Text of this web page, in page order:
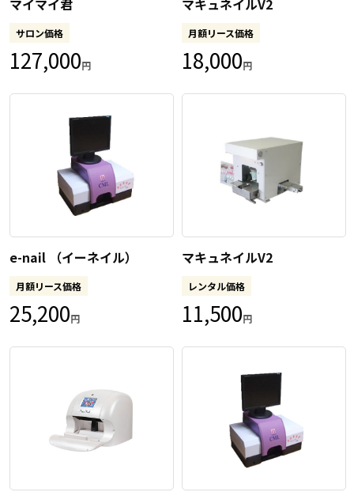
マイマイ君
サロン価格
127,000円
マキュネイルV2
月額リース価格
18,000円
e-nail （イーネイル）
月額リース価格
25,200円
マキュネイルV2
レンタル価格
11,500円